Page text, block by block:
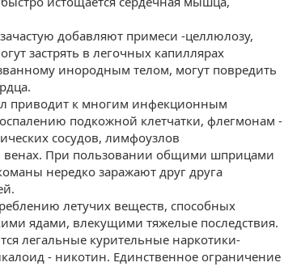
добавляют примеси -целлюлозу,
застрять в легочных капиллярах
инородным телом, могут повредить
приводит к многим инфекционным
подкожной клетчатки, флегмонам -
сосудов, лимфоузлов
венах. При пользовании общими шприцами
нередко заражают друг друга
летучих веществ, способных
ядами, влекущими тяжелые последствия.
легальные курительные наркотики-
- никотин. Единственное ограничение